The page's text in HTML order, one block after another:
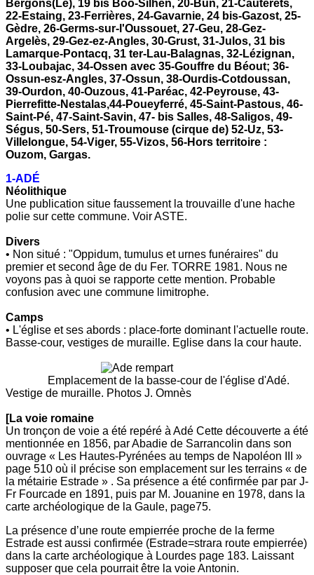
Bergons(Le), 19 bis Boô-Silhen, 20-Bun, 21-Cauterets,
22-Estaing, 23-Ferrières, 24-Gavarnie, 24 bis-Gazost, 25-
Gèdre, 26-Germs-sur-l'Oussouet, 27-Geu, 28-Gez-
Argelès, 29-Gez-ez-Angles, 30-Grust, 31-Julos, 31 bis
Lamarque-Pontacq, 31 ter-Lau-Balagnas, 32-Lézignan,
33-Loubajac, 34-Ossen avec 35-Gouffre du Béout; 36-
Ossun-esz-Angles, 37-Ossun, 38-Ourdis-Cotdoussan,
39-Ourdon, 40-Ouzous, 41-Paréac, 42-Peyrouse, 43-
Pierrefitte-Nestalas,44-Poueyferré, 45-Saint-Pastous, 46-
Saint-Pé, 47-Saint-Savin, 47- bis Salles, 48-Saligos, 49-
Ségus, 50-Sers, 51-Troumouse (cirque de) 52-Uz, 53-
Villelongue, 54-Viger, 55-Vizos, 56-Hors territoire :
Ouzom, Gargas.
1-ADÉ
Néolithique
Une publication situe faussement la trouvaille d'une hache
polie sur cette commune. Voir ASTE.
Divers
• Non situé : "Oppidum, tumulus et urnes funéraires" du
premier et second âge de du Fer. TORRE 1981. Nous ne
voyons pas à quoi se rapporte cette mention. Probable
confusion avec une commune limitrophe.
Camps
• L'église et ses abords : place-forte dominant l'actuelle route.
Basse-cour, vestiges de muraille. Eglise dans la cour haute.
Emplacement de la basse-cour de l'église d'Adé.
Vestige de muraille. Photos J. Omnès
[La voie romaine
Un tronçon de voie a été repéré à Adé Cette découverte a été
mentionnée en 1856, par Abadie de Sarrancolin dans son
ouvrage « Les Hautes-Pyrénées au temps de Napoléon III »
page 510 où il précise son emplacement sur les terrains « de
la métairie Estrade » . Sa présence a été confirmée par par J-
Fr Fourcade en 1891, puis par M. Jouanine en 1978, dans la
carte archéologique de la Gaule, page75.
La présence d’une route empierrée proche de la ferme
Estrade est aussi confirmée (Estrade=strara route empierrée)
dans la carte archéologique à Lourdes page 183. Laissant
supposer que cela pourrait être la voie Antonin.